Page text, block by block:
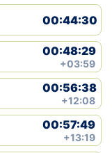
00:44:30
00:48:29
+03:59
00:56:38
+12:08
00:57:49
+13:19